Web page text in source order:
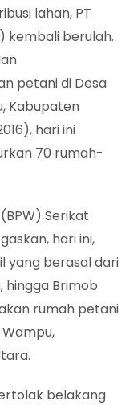
lahan, PT
kembali berulah.
petani di Desa
Kabupaten
hari ini
70 rumah-
Serikat
hari ini,
yang berasal dari
hingga Brimob
rumah petani
belakang